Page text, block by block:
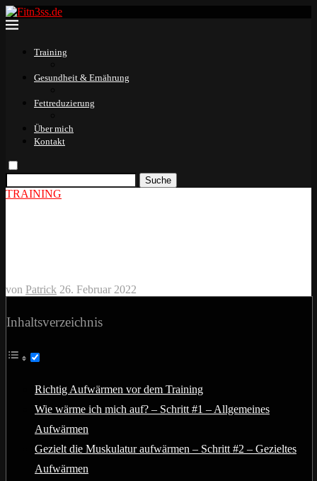
Training
Gesundheit & Ernährung
Fettreduzierung
Über mich
Kontakt
Suche
TRAINING
von Patrick 26. Februar 2022
Inhaltsverzeichnis
Richtig Aufwärmen vor dem Training
Wie wärme ich mich auf? – Schritt #1 – Allgemeines
Aufwärmen
Gezielt die Muskulatur aufwärmen – Schritt #2 – Gezieltes
Aufwärmen